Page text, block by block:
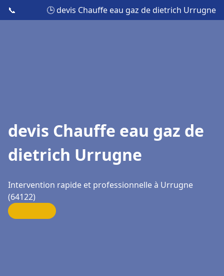
📞 🕒 devis Chauffe eau gaz de dietrich Urrugne
devis Chauffe eau gaz de
dietrich Urrugne
Intervention rapide et professionnelle à Urrugne
(64122)